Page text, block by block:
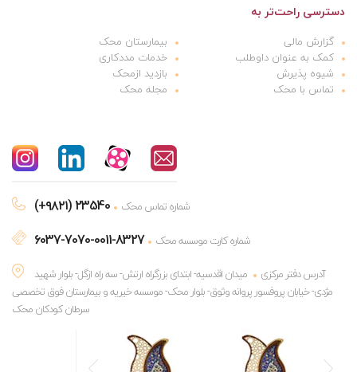
دسترسی راحت‌تر به
گزارش مالی
بیمارستان محک
کمک به عنوان داوطلب
خدمات مددکاری
شیوه پذیرش
بازدید ازمحک
تماس با محک
مجله محک
(+۹۸۲۱) 23540 شماره تماس محک
6037-7070-0011-8327
شماره کارت موسسه محک
آدرس دفتر مرکزی
میدان اقدسیه- ابتدای بزرگراه ارتش- سه راه ازگل- بلوار شهید
مژدی- خیابان پروفسور پروانه وثوق- بلوار محک- موسسه خیریه و بیمارستان فوق تخصصی
سرطان کودکان محک